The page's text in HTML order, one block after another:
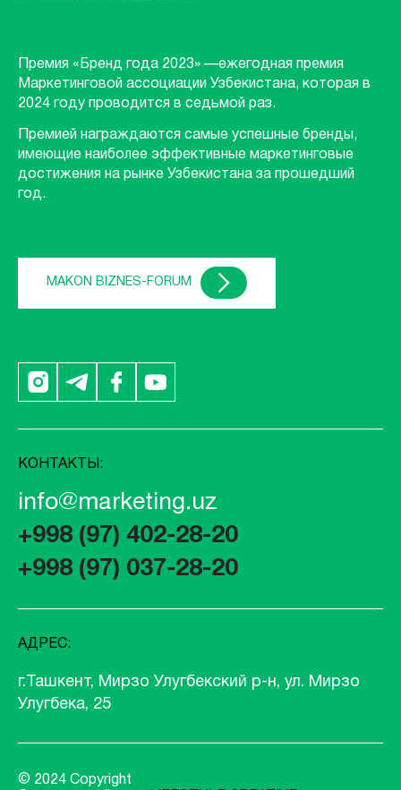
Премия «Бренд года 2023» —ежегодная премия
Маркетинговой ассоциации Узбекистана, которая в
2024 году проводится в седьмой раз.
Премией награждаются самые успешные бренды,
имеющие наиболее эффективные маркетинговые
достижения на рынке Узбекистана за прошедший
год.
MAKON BIZNES-FORUM
КОНТАКТЫ:
info@marketing.uz
+998 (97) 402-28-20
+998 (97) 037-28-20
АДРЕС:
г.Ташкент, Мирзо Улугбекский р-н, ул. Мирзо
Улугбека, 25
© 2024 Copyright